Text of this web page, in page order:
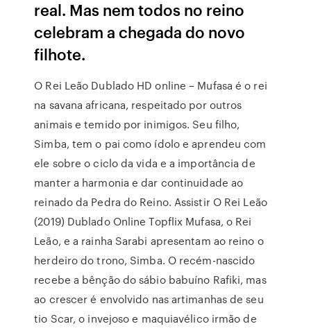
real. Mas nem todos no reino
celebram a chegada do novo
filhote.
O Rei Leão Dublado HD online – Mufasa é o rei
na savana africana, respeitado por outros
animais e temido por inimigos. Seu filho,
Simba, tem o pai como ídolo e aprendeu com
ele sobre o ciclo da vida e a importância de
manter a harmonia e dar continuidade ao
reinado da Pedra do Reino. Assistir O Rei Leão
(2019) Dublado Online Topflix Mufasa, o Rei
Leão, e a rainha Sarabi apresentam ao reino o
herdeiro do trono, Simba. O recém-nascido
recebe a bênção do sábio babuíno Rafiki, mas
ao crescer é envolvido nas artimanhas de seu
tio Scar, o invejoso e maquiavélico irmão de